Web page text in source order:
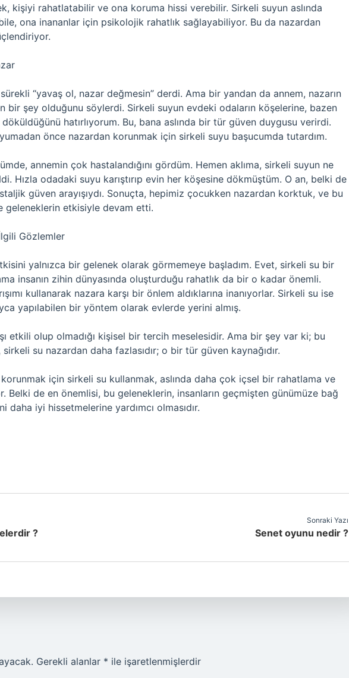
kişiyi rahatlatabilir ve ona koruma hissi verebilir. Sirkeli suyun aslında
ona inananlar için psikolojik rahatlık sağlayabiliyor. Bu da nazardan
“yavaş ol, nazar değmesin” derdi. Ama bir yandan da annem, nazarın
bir şey olduğunu söylerdi. Sirkeli suyun evdeki odaların köşelerine, bazen
döküldüğünü hatırlıyorum. Bu, bana aslında bir tür güven duygusu verirdi.
önce nazardan korunmak için sirkeli suyu başucumda tutardım.
annemin çok hastalandığını gördüm. Hemen aklıma, sirkeli suyun ne
Hızla odadaki suyu karıştırıp evin her köşesine dökmüştüm. O an, belki de
güven arayışıydı. Sonuçta, hepimiz çocukken nazardan korktuk, ve bu
geleneklerin etkisiyle devam etti.
Gözlemler
yalnızca bir gelenek olarak görmemeye başladım. Evet, sirkeli su bir
insanın zihin dünyasında oluşturduğu rahatlık da bir o kadar önemli.
kullanarak nazara karşı bir önlem aldıklarına inanıyorlar. Sirkeli su ise
yapılabilen bir yöntem olarak evlerde yerini almış.
etkili olup olmadığı kişisel bir tercih meselesidir. Ama bir şey var ki; bu
su nazardan daha fazlasıdır; o bir tür güven kaynağıdır.
için sirkeli su kullanmak, aslında daha çok içsel bir rahatlama ve
Belki de en önemlisi, bu geleneklerin, insanların geçmişten günümüze bağ
daha iyi hissetmelerine yardımcı olmasıdır.
?
Sonraki Yazı
Senet oyunu nedir ?
Gerekli alanlar * ile işaretlenmişlerdir